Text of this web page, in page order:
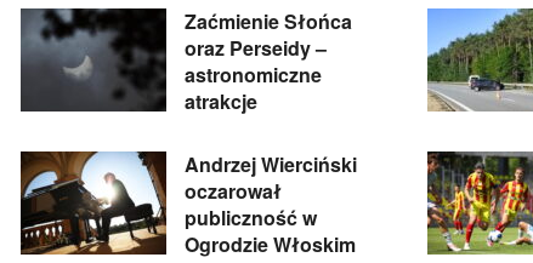
Zaćmienie Słońca
oraz Perseidy –
astronomiczne
atrakcje
Andrzej Wierciński
oczarował
publiczność w
Ogrodzie Włoskim